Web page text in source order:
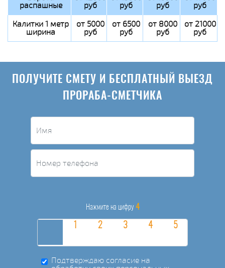
распашные руб руб руб
руб
Калитки 1 метр
ширина
от 5000
руб
от 6500
руб
от 8000
руб
от 21000
руб
ПОЛУЧИТЕ СМЕТУ И БЕСПЛАТНЫЙ ВЫЕЗД
ПРОРАБА-СМЕТЧИКА
Нажмите на цифру 4
Подтверждаю согласие на